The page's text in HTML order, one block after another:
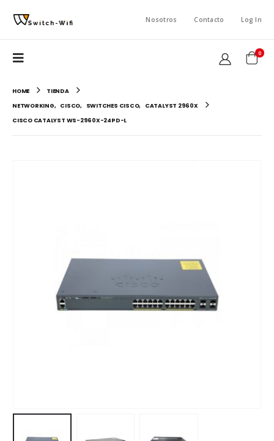
Nosotros Contacto Log In
0
HOME
TIENDA
NETWORKING, CISCO, SWITCHES CISCO,
CATALYST 2960X
CISCO CATALYST WS-2960X-24PD-L